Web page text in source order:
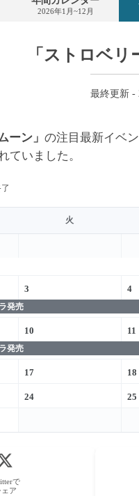
2026年1月~12月
「ストロベ
最終更新 -
ーン」 の注目最新イベ
ていました。
火
3 4
発売
10 11
発売
17 18
24 25
で
ェア